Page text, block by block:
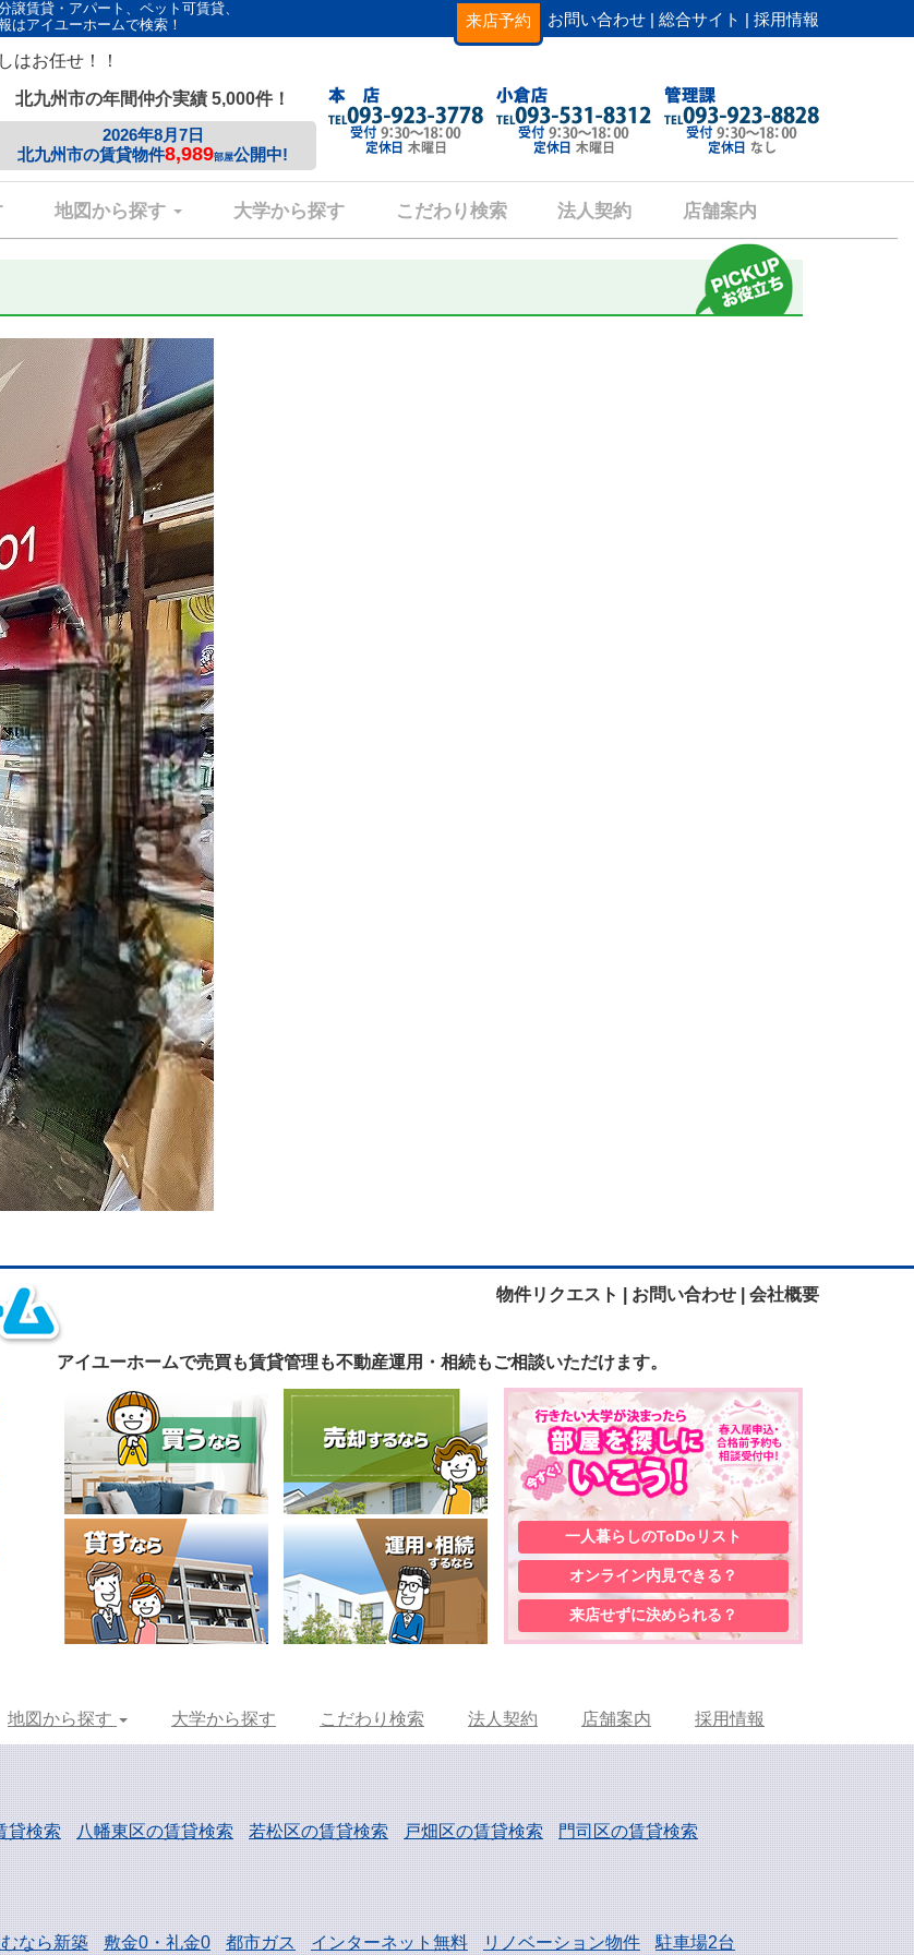
賃貸・アパート、ペット可賃貸、
はアイユーホームで検索！
来店予約 お問い合わせ | 総合サイト | 採用情報
はお任せ！！
北九州市の年間仲介実績 5,000件！
2026年8月7日
北九州市の賃貸物件8,989部屋公開中!
地図から探す 大学から探す こだわり検索 法人契約 店舗案内
物件リクエスト | お問い合わせ | 会社概要
アイユーホームで売買も賃貸管理も不動産運用・相続も ご相談いただけます。
一人暮らしのToDoリスト
オンライン内見できる？
来店せずに決められる？
地図から探す 大学から探す こだわり検索 法人契約 店舗案内 採用情報
貸検索 八幡東区の賃貸検索 若松区の賃貸検索 戸畑区の賃貸検索
門司区の賃貸検索
なら新築 敷金0・礼金0 都市ガス インターネット無料 リノベーション物件 駐車場2台